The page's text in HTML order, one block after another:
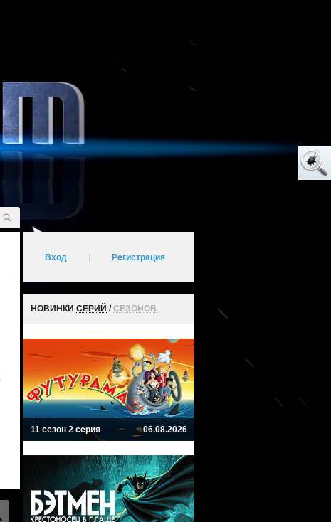
Вход Регистрация
НОВИНКИ СЕРИЙ /СЕЗОНОВ
11 сезон 2 серия 06.08.2026